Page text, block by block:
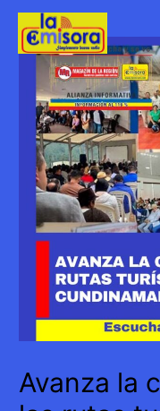
contenido
Avanza la